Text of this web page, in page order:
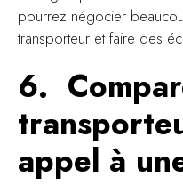
pourrez négocier
transporteur et faire des
6.
appel à